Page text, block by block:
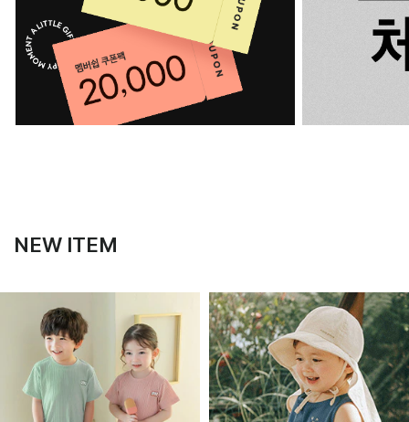
NEW ITEM